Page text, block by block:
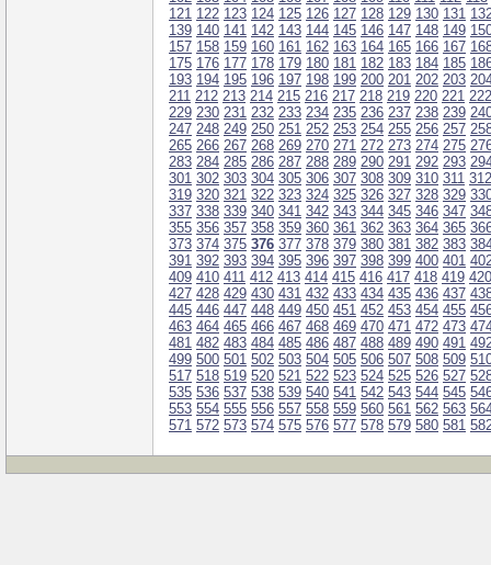
121 122 123 124 125 126 127 128 129 130 131
139 140 141 142 143 144 145 146 147 148 149
157 158 159 160 161 162 163 164 165 166 167
175 176 177 178 179 180 181 182 183 184 185
193 194 195 196 197 198 199 200 201 202 203
211 212 213 214 215 216 217 218 219 220 221 222
229 230 231 232 233 234 235 236 237 238 239
247 248 249 250 251 252 253 254 255 256 257
265 266 267 268 269 270 271 272 273 274 275
283 284 285 286 287 288 289 290 291 292 293
301 302 303 304 305 306 307 308 309 310 311 312
319 320 321 322 323 324 325 326 327 328 329
337 338 339 340 341 342 343 344 345 346 347
355 356 357 358 359 360 361 362 363 364 365
373 374 375 376 377 378 379 380 381 382 383
391 392 393 394 395 396 397 398 399 400 401
409 410 411 412 413 414 415 416 417 418 419 420
427 428 429 430 431 432 433 434 435 436 437
445 446 447 448 449 450 451 452 453 454 455
463 464 465 466 467 468 469 470 471 472 473
481 482 483 484 485 486 487 488 489 490 491
499 500 501 502 503 504 505 506 507 508 509
517 518 519 520 521 522 523 524 525 526 527
535 536 537 538 539 540 541 542 543 544 545
553 554 555 556 557 558 559 560 561 562 563
571 572 573 574 575 576 577 578 579 580 581